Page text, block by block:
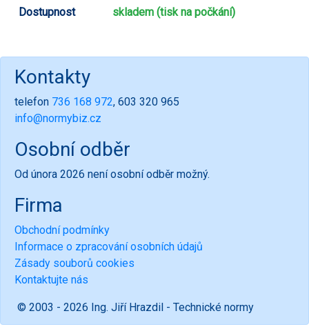
Dostupnost skladem (tisk na počkání)
Kontakty
telefon 736 168 972, 603 320 965
info@normybiz.cz
Osobní odběr
Od února 2026 není osobní odběr možný.
Firma
Obchodní podmínky
Informace o zpracování osobních údajů
Zásady souborů cookies
Kontaktujte nás
© 2003 - 2026 Ing. Jiří Hrazdil - Technické normy